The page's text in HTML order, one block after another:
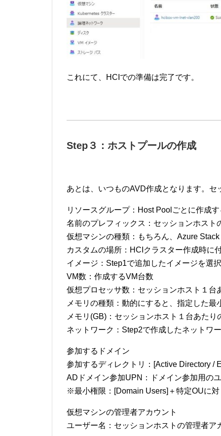
これにて、HCIでの準備は完了です。
Step３：ホストプールの作成
あとは、いつものAVD作成となります。
リソースグループ：Host Poolごとに作成
名前のプレフィックス：セッションホスト
仮想マシンの種類：もちろん、Azure
カスタムの場所：HCIクラスター作成時に
イメージ：Step1で追加したイメージを選択
VM数：作成するVM台数
仮想プロセッサ数：セッションホスト１台
メモリの種類：動的にすると、指定した
メモリ(GB)：セッションホスト１台あた
ネットワーク：Step2で作成したネットワ
参加するドメイン
参加するディレクトリ：[Active Directory /
ADドメイン参加UPN：ドメイン参加用の
※最小権限：[Domain Users]＋特定OUに
仮想マシンの管理者アカウント
ユーザー名：セッションホストの管理者ア